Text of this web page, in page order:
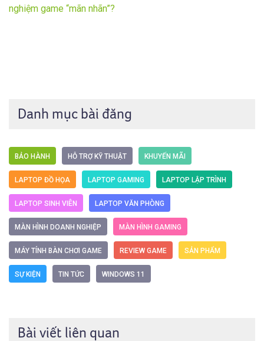
nghiệm game “mãn nhãn”?
Danh mục bài đăng
BẢO HÀNH HỖ TRỢ KỸ THUẬT KHUYẾN MÃI
LAPTOP ĐỒ HỌA LAPTOP GAMING LAPTOP LẬP TRÌNH
LAPTOP SINH VIÊN LAPTOP VĂN PHÒNG
MÀN HÌNH DOANH NGHIỆP MÀN HÌNH GAMING
MÁY TÍNH BÀN CHƠI GAME REVIEW GAME SẢN PHẨM
SỰ KIỆN TIN TỨC WINDOWS 11
Bài viết liên quan